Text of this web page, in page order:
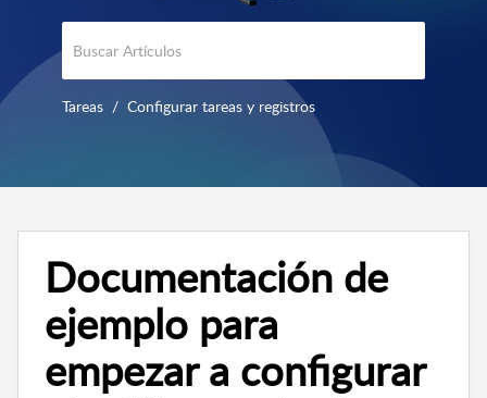
Tareas Configurar tareas y registros
Documentación de
ejemplo para
empezar a configurar